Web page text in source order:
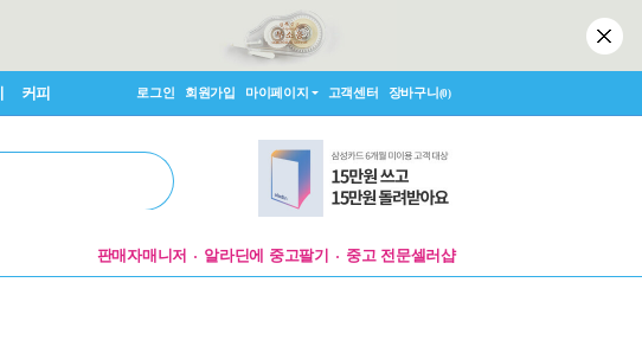
커피 로그인 회원가입 마이페이지 고객센터 장바구니(0)
판매자매니저 알라딘에 중고팔기 중고 전문셀러샵